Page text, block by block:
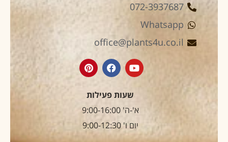
072-3937687
Whatsapp
office@plants4u.co.il
שעות פעילות
א'-ה' 9:00-16:00
יום ו' 9:00-12:30